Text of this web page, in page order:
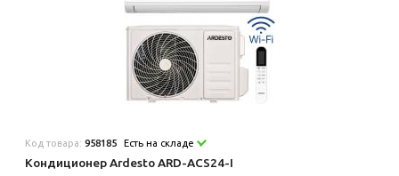
Код товара:958185 Есть на складе
Кондиционер Ardesto ARD-ACS24-I